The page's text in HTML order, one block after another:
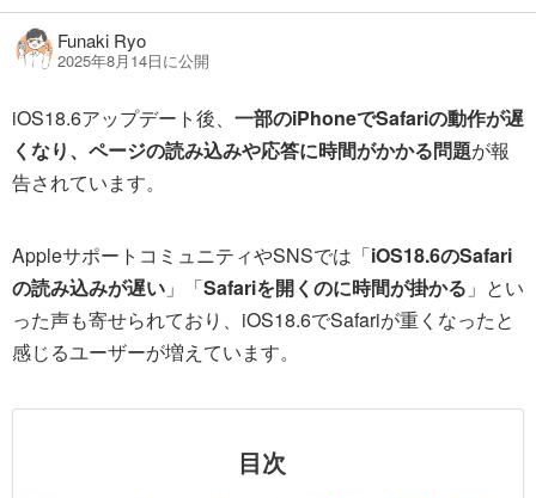
Funaki Ryo
2025年8月14日に公開
iOS18.6アップデート後、 一部のiPhoneでSafariの動作が遅
くなり、ページの読み込みや応答に時間がかかる問題が報
告されています。
AppleサポートコミュニティやSNSでは「iOS18.6のSafari
の読み込みが遅い 」「Safariを開くのに時間が掛かる 」とい
った声も寄せられており、iOS18.6でSafariが重くなったと
感じるユーザーが増えています。
目次